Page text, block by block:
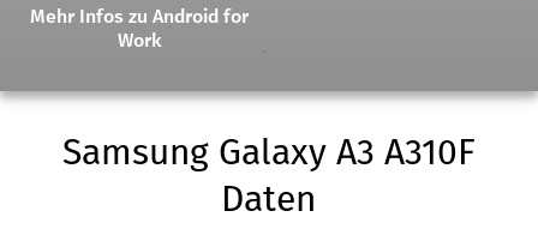
Mehr Infos zu Android for
Work
Samsung Galaxy A3 A310F
Daten